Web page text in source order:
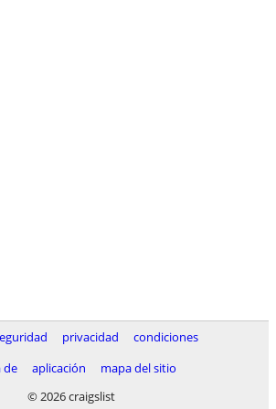
privacidad
condiciones
de
aplicación
mapa del sitio
© 2026 craigslist